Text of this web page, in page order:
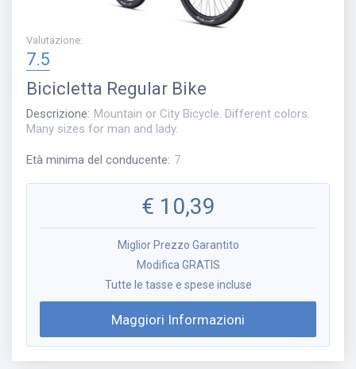
Valutazione:
7.5
Bicicletta Regular Bike
Descrizione: Mountain or City Bicycle. Different colors.
Many sizes for man and lady.
Età minima del conducente: 7
€ 10,39
Miglior Prezzo Garantito
Modifica GRATIS
Tutte le tasse e spese incluse
Maggiori Informazioni